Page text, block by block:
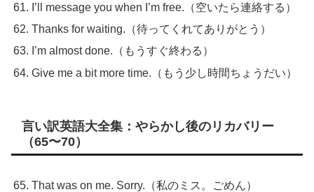
I’ll message you when I’m free.（空いたら連絡する）
Thanks for waiting.（待ってくれてありがとう）
I’m almost done.（もうすぐ終わる）
Give me a bit more time.（もう少し時間ちょうだい）
言い訳英語大全集：やらかし後のリカバリー
（65〜70）
That was on me. Sorry.（私のミス。ごめん）